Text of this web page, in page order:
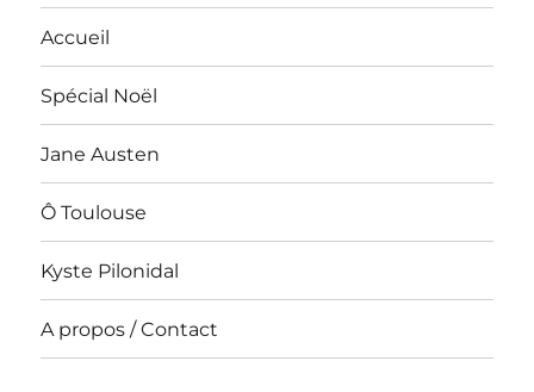
Accueil
Spécial Noël
Jane Austen
Ô Toulouse
Kyste Pilonidal
A propos / Contact